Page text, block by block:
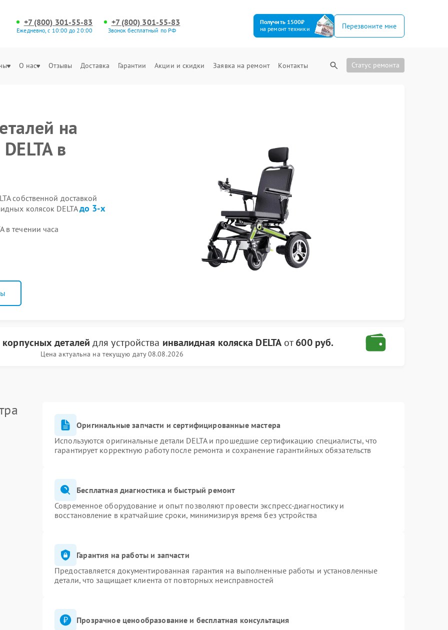
+7 (800) 301-55-83
Ежедневно, с 10:00 до 20:00
+7 (800) 301-55-83
Звонок бесплатный по РФ
Получить 1500₽
на ремонт техники
Перезвоните мне
О нас Отзывы Доставка Гарантии Акции и скидки Заявка на ремонт Контакты Статус ремонта
на
в
собственной доставкой
колясок DELTAдо 3-х
в течении часа
деталей для устройства инвалидная коляска DELTAот600 руб.
Цена актуальна на текущую дату 08.08.2026
Оригинальные запчасти и сертифицированные мастера
Используются оригинальные детали DELTA и прошедшие сертификацию специалисты, что
гарантирует корректную работу после ремонта и сохранение гарантийных обязательств
Бесплатная диагностика и быстрый ремонт
Современное оборудование и опыт позволяют провести экспресс-диагностику и
восстановление в кратчайшие сроки, минимизируя время без устройства
Гарантия на работы и запчасти
Предоставляется документированная гарантия на выполненные работы и установленные
детали, что защищает клиента от повторных неисправностей
Прозрачное ценообразование и бесплатная консультация